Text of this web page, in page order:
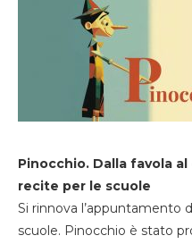
Pinocchio. Dalla favola
recite per le scuole
Si rinnova l’appuntamento
scuole. Pinocchio è stato